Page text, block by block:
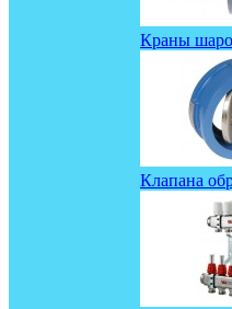
Краны
Клапана